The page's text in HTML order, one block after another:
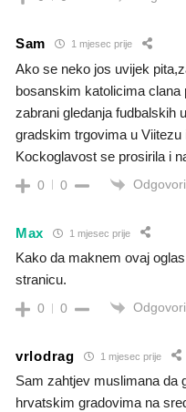
Sam 1 mjesec prije
Ako se neko jos uvijek
bosanskim katolicima
zabrani gledanja fudbalskih
gradskim trgovima u Viitezu
Kockoglavost se prosirila i
0 0 Odgovori
Max 1 mjesec prije
Kako da maknem ovaj
stranicu.
0 0 Odgovori
vrlodrag 1 mjesec prije
Sam zahtjev muslimana da
hrvatskim gradovima na